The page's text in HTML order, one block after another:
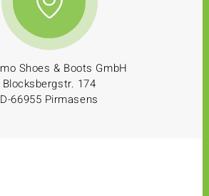
Shoes & Boots GmbH
Blocksbergstr. 174
D-66955 Pirmasens